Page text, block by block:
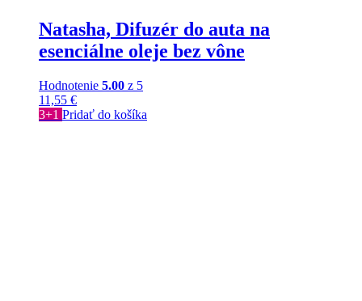
Natasha, Difuzér do auta na
esenciálne oleje bez vône
Hodnotenie 5.00 z 5
11,55 €
3+1 Pridať do košíka